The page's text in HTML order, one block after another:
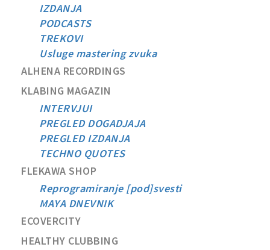
IZDANJA
PODCASTS
TREKOVI
Usluge mastering zvuka
ALHENA RECORDINGS
KLABING MAGAZIN
INTERVJUI
PREGLED DOGADJAJA
PREGLED IZDANJA
TECHNO QUOTES
FLEKAWA SHOP
Reprogramiranje [pod]svesti
MAYA DNEVNIK
ECOVERCITY
HEALTHY CLUBBING